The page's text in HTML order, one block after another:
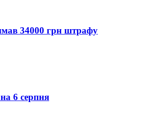
34000 грн штрафу
6 серпня